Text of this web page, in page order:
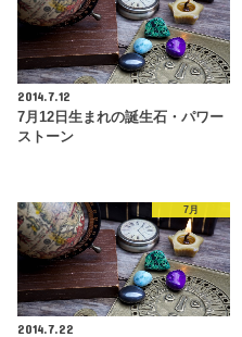
2014.7.12
7月12日生まれの誕生石・パワー
ストーン
7月
2014.7.22